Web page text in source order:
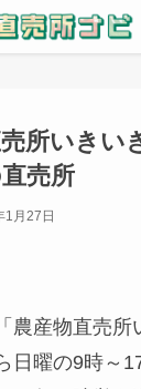
所いきい
売所
1月27日
農産物直売所
日曜の9時～